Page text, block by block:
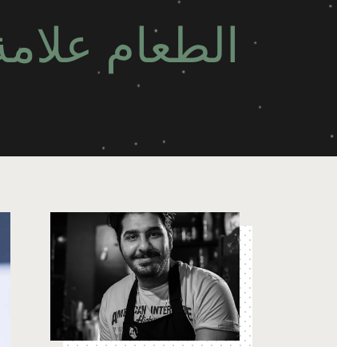
الطعام